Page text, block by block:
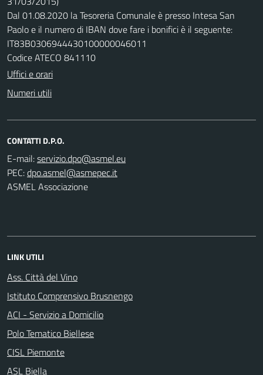
Dal 01.08.2020 la Tesoreria Comunale è presso Intesa San
Paolo e il numero di IBAN dove fare i bonifici è il seguente:
IT83B0306944430100000046011
Codice ATECO 841110
Uffici e orari
Numeri utili
CONTATTI D.P.O.
E-mail:
PEC:
ASMEL Associazione
LINK UTILI
Ass. Città del Vino
Istituto Comprensivo Brusnengo
ACI - Servizio a Domicilio
Polo Tematico Biellese
CISL Piemonte
ASL Biella